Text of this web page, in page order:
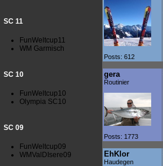
SC 11
FunWeltcup11
WM Garmisch
SC 10
FunWeltcup10
Olympia SC10
SC 09
FunWeltcup09
WMValDIsere09
Posts: 612
gera
Routinier
Posts: 1773
EhKlor
Haudegen